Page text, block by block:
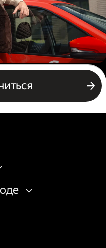
Россия